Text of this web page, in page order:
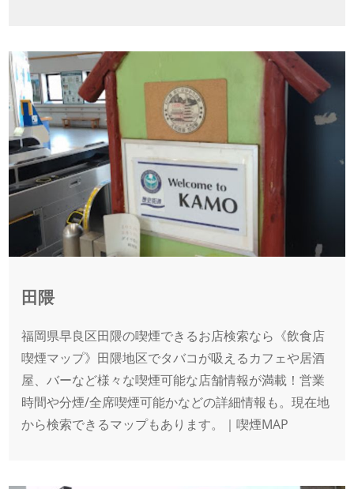
田隈
福岡県早良区田隈の喫煙できるお店検索なら《飲食店
喫煙マップ》田隈地区でタバコが吸えるカフェや居酒
屋、バーなど様々な喫煙可能な店舗情報が満載！営業
時間や分煙/全席喫煙可能かなどの詳細情報も。現在地
から検索できるマップもあります。｜喫煙MAP